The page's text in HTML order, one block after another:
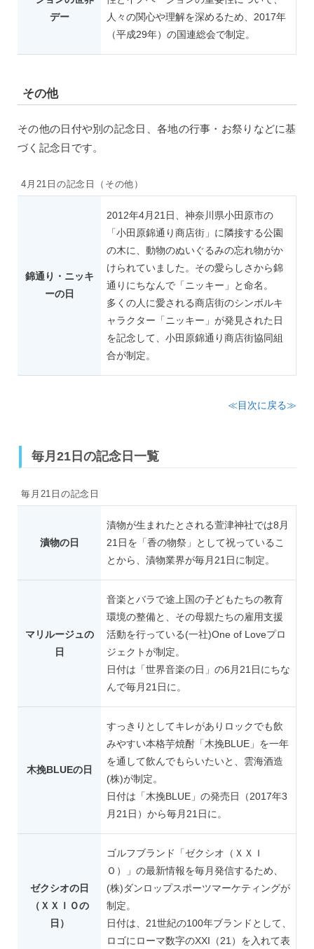
デー
人々の関心や理解を深めるため、2017年
（平成29年）の国連総会で制定。
その他
その他の日付や別の記念日、各地の行事・お祭りなどに基
づく記念日です。
4月21日の記念日（その他）
錦通り・ニッキ
ーの日
2012年4月21日、神奈川県小田原市の
「小田原錦通り商店街」に隣接する公園
の木に、動物のぬいぐるみの忘れ物がか
けられていました。その愛らしさから錦
通りにちなんで「ニッキー」と命名。
多くの人に愛される商店街のシンボルキ
ャラクター「ニッキー」が発見された日
を記念して、小田原錦通り商店街協同組
合が制定。
≪目次に戻る≫
毎月21日の記念日一覧
毎月21日の記念日
漬物の日
漬物が生まれたとされる萱津神社では8月
21日を「香の物祭」として祝っているこ
とから、漬物業界が毎月21日に制定。
マリルージュの
日
音楽とバラで途上国の子どもたちの教育
環境の整備と、その母親たちの雇用支援
活動を行っている(一社)One of Loveプロ
ジェクトが制定。
日付は「世界音楽の日」の6月21日にちな
んで毎月21日に。
木挽BLUEの日
すっきりとしてキレがありロックでも飲
みやすい本格芋焼酎「木挽BLUE」を一年
を通して飲んでもらいたいと、雲海酒造
(株)が制定。
日付は「木挽BLUE」の発売日（2017年3
月21日）から毎月21日に。
ゼクシオの日
（ＸＸＩＯの
日）
ゴルフブランド「ゼクシオ（ＸＸＩ
Ｏ）」の最新情報を毎月発信するため、
(株)ダンロップスポーツマーケティングが
制定。
日付は、21世紀の100年ブランドとして、
ロゴにローマ数字のXXI（21）を入れて表